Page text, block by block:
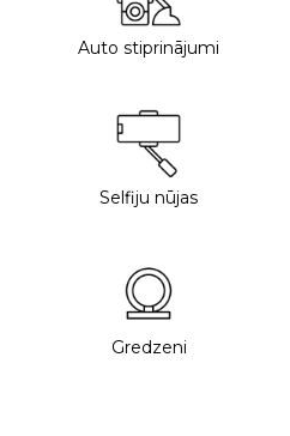
Auto stiprinājumi
Selfiju nūjas
Gredzeni